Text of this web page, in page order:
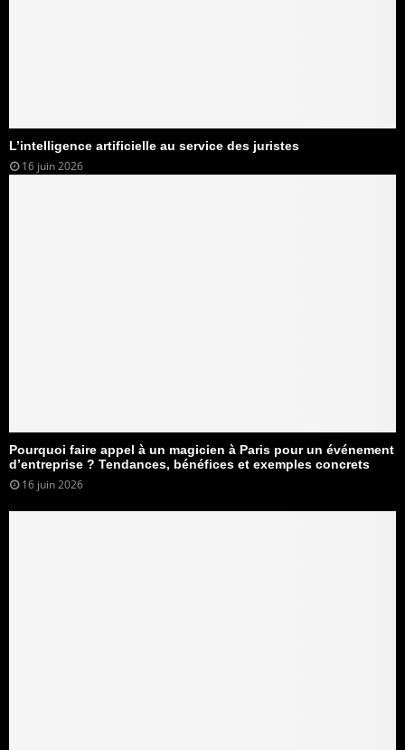
L’intelligence artificielle au service des juristes
16 juin 2026
Pourquoi faire appel à un magicien à Paris pour un événement
d’entreprise ? Tendances, bénéfices et exemples concrets
16 juin 2026